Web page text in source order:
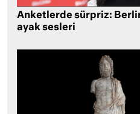
Anketlerde sürpriz:
ayak sesleri